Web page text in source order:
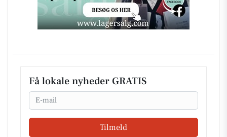
Få lokale nyheder GRATIS
Email
Tilmeld